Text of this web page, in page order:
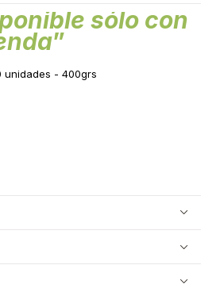
sólo con
”
unidades - 400grs